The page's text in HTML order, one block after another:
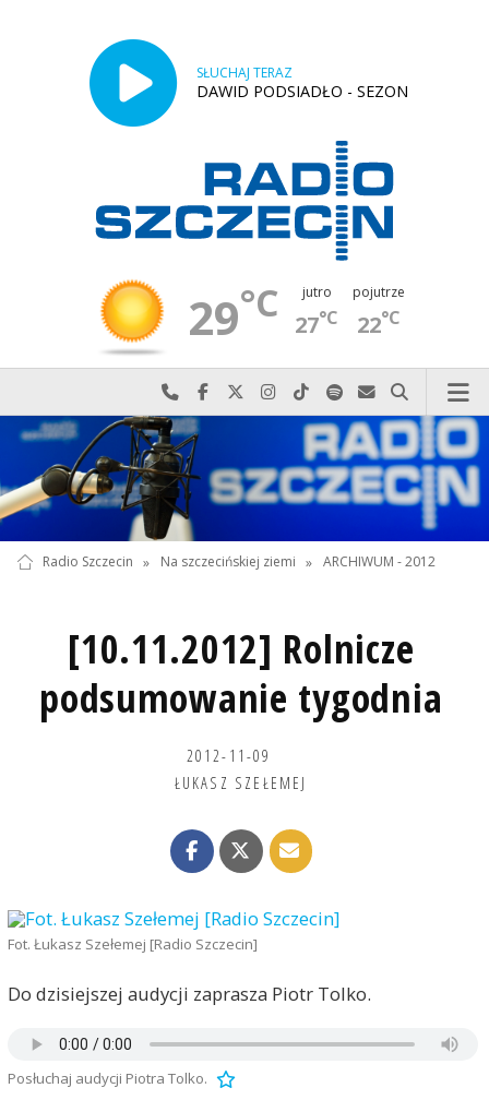
SŁUCHAJ TERAZ
DAWID PODSIADŁO - SEZON
29°C jutro
27°C
pojutrze
22°C
Najlepiej po prostu do nas zadzwoń
Odwiedź nas na Facebook-u
Odwiedź nas na X
Odwiedź nas na Instagram-ie
Odwiedź nas na TikTok-u
Szukaj nas na Spotify
Wyślij do nas
Szukaj
Radio Szczecin » Na szczecińskiej ziemi » ARCHIWUM - 2012
[10.11.2012] Rolnicze
podsumowanie tygodnia
2012-11-09
ŁUKASZ SZEŁEMEJ
Fot. Łukasz Szełemej [Radio Szczecin]
Do dzisiejszej audycji zaprasza Piotr Tolko.
Posłuchaj audycji Piotra Tolko.